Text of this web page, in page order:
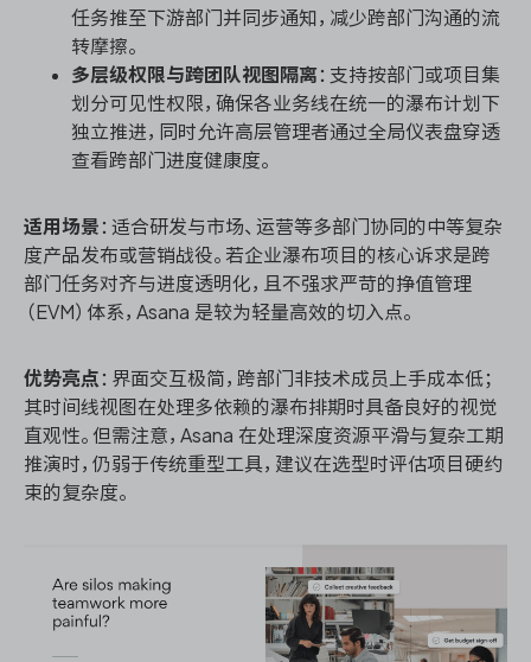
任务推至下游部门并同步通知，减少跨部门沟通的流
转摩擦。
多层级权限与跨团队视图隔离 ：支持按部门或项目集
划分可见性权限，确保各业务线在统一的瀑布计划下
独立推进，同时允许高层管理者通过全局仪表盘穿透
查看跨部门进度健康度。
适用场景 ：适合研发与市场、运营等多部门协同的中等复杂
度产品发布或营销战役。若企业瀑布项目的核心诉求是跨
部门任务对齐与进度透明化，且不强求严苛的挣值管理
（EVM）体系，Asana 是较为轻量高效的切入点。
优势亮点 ：界面交互极简，跨部门非技术成员上手成本低；
其时间线视图在处理多依赖的瀑布排期时具备良好的视觉
直观性。但需注意，Asana 在处理深度资源平滑与复杂工期
推演时，仍弱于传统重型工具，建议在选型时评估项目硬约
束的复杂度。